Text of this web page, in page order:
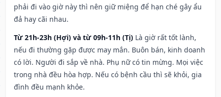
phải đi vào giờ này thì nên giữ miệng để hạn ché gây ẩu
đả hay cãi nhau.
Từ 21h-23h (Hợi) và từ 09h-11h (Tị) Là giờ rất tốt lành,
nếu đi thường gặp được may mắn. Buôn bán, kinh doanh
có lời. Người đi sắp về nhà. Phụ nữ có tin mừng. Mọi việc
trong nhà đều hòa hợp. Nếu có bệnh cầu thì sẽ khỏi, gia
đình đều mạnh khỏe.